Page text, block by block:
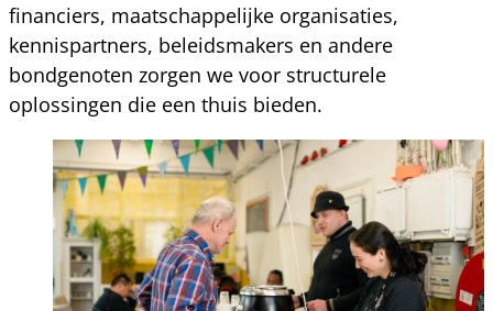
financiers, maatschappelijke organisaties,
kennispartners, beleidsmakers en andere
bondgenoten zorgen we voor structurele
oplossingen die een thuis bieden.